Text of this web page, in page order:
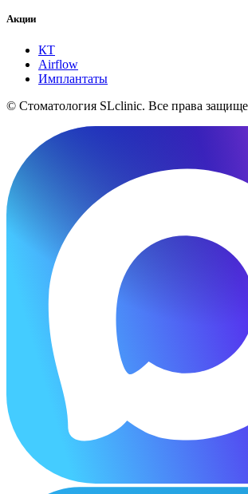
Акции
КТ
Airflow
Имплантаты
© Стоматология SLclinic. Все права